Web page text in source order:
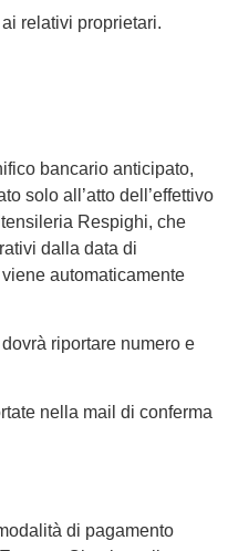
relativi proprietari.
bancario anticipato,
solo all’atto dell’effettivo
Respighi, che
dalla data di
automaticamente
riportare numero e
nella mail di conferma
di pagamento